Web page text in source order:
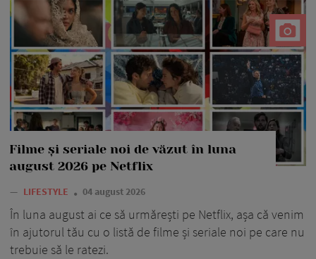
Filme și seriale noi de văzut în luna
august 2026 pe Netflix
— LIFESTYLE 04 august 2026
În luna august ai ce să urmărești pe Netflix, așa că venim
în ajutorul tău cu o listă de filme și seriale noi pe care nu
trebuie să le ratezi.